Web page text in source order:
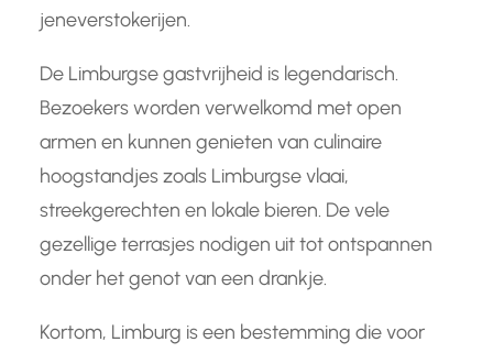
jeneverstokerijen.
De Limburgse gastvrijheid is legendarisch.
Bezoekers worden verwelkomd met open
armen en kunnen genieten van culinaire
hoogstandjes zoals Limburgse vlaai,
streekgerechten en lokale bieren. De vele
gezellige terrasjes nodigen uit tot ontspannen
onder het genot van een drankje.
Kortom, Limburg is een bestemming die voor